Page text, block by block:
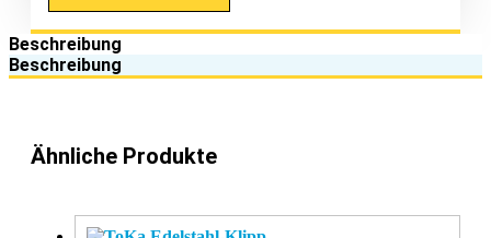
Beschreibung
Beschreibung
Ähnliche Produkte